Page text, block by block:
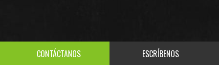
CONTÁCTANOS ESCRÍBENOS